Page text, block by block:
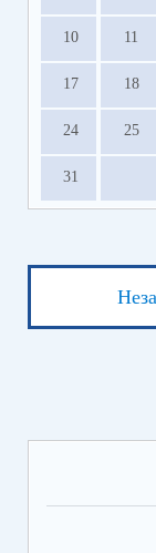
10 11
17 18
24 25
31